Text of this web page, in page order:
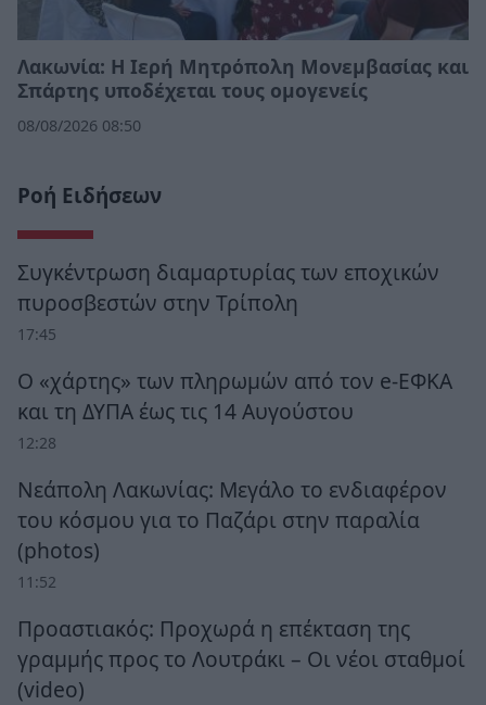
Λακωνία: Η Ιερή Μητρόπολη Μονεμβασίας και
Σπάρτης υποδέχεται τους ομογενείς
08/08/2026 08:50
Ροή Ειδήσεων
Συγκέντρωση διαμαρτυρίας των εποχικών
πυροσβεστών στην Τρίπολη
17:45
Ο «χάρτης» των πληρωμών από τον e-ΕΦΚΑ
και τη ΔΥΠΑ έως τις 14 Αυγούστου
12:28
Νεάπολη Λακωνίας: Μεγάλο το ενδιαφέρον
του κόσμου για το Παζάρι στην παραλία
(photos)
11:52
Προαστιακός: Προχωρά η επέκταση της
γραμμής προς το Λουτράκι – Οι νέοι σταθμοί
(video)